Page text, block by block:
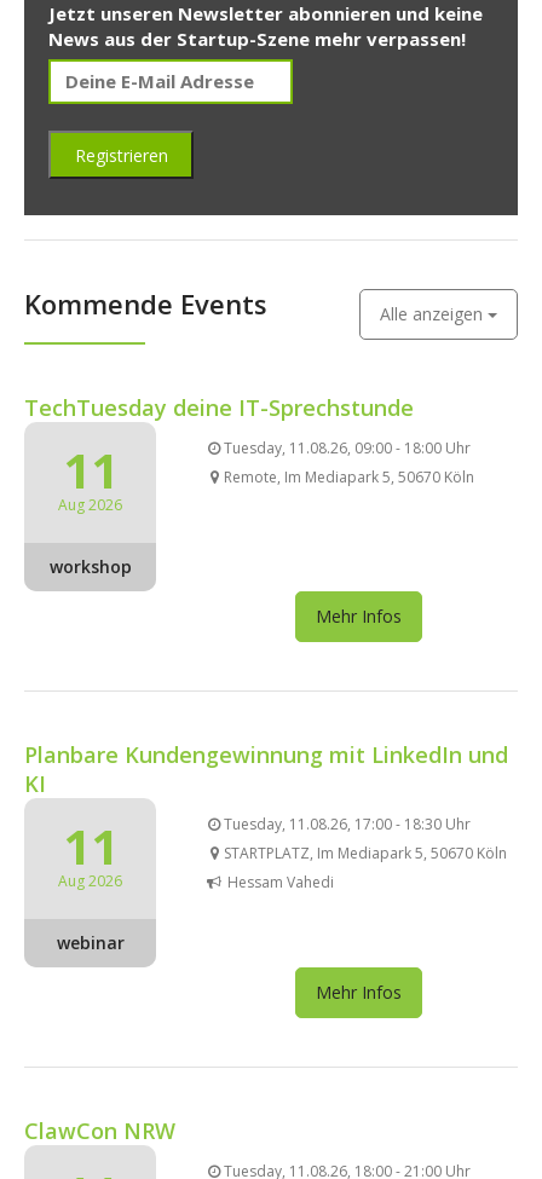
Jetzt unseren Newsletter abonnieren und keine
News aus der Startup-Szene mehr verpassen!
Kommende Events Alle anzeigen
TechTuesday deine IT-Sprechstunde
11
Aug 2026
workshop
Tuesday, 11.08.26, 09:00 - 18:00 Uhr
Remote, Im Mediapark 5, 50670 Köln
Mehr Infos
Planbare Kundengewinnung mit LinkedIn und
KI
11
Aug 2026
webinar
Tuesday, 11.08.26, 17:00 - 18:30 Uhr
STARTPLATZ, Im Mediapark 5, 50670 Köln
Hessam Vahedi
Mehr Infos
ClawCon NRW
Tuesday, 11.08.26, 18:00 - 21:00 Uhr